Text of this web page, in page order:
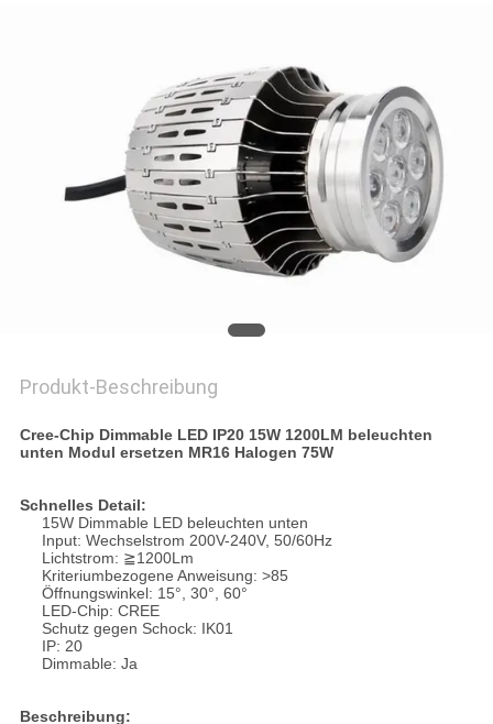
PRIVACY
POLICY
Produkt-Beschreibung
Cree-Chip Dimmable LED IP20 15W 1200LM beleuchten
unten Modul ersetzen MR16 Halogen 75W
Schnelles Detail:
15W Dimmable LED beleuchten unten
Input: Wechselstrom 200V-240V, 50/60Hz
Lichtstrom: ≧1200Lm
Kriteriumbezogene Anweisung: >85
Öffnungswinkel: 15°, 30°, 60°
LED-Chip: CREE
Schutz gegen Schock: IK01
IP: 20
Dimmable: Ja
Beschreibung: